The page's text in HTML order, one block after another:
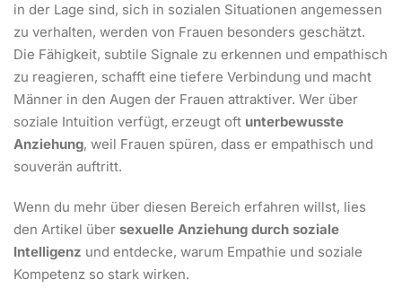
in der Lage sind, sich in sozialen Situationen angemessen
zu verhalten, werden von Frauen besonders geschätzt.
Die Fähigkeit, subtile Signale zu erkennen und empathisch
zu reagieren, schafft eine tiefere Verbindung und macht
Männer in den Augen der Frauen attraktiver. Wer über
soziale Intuition verfügt, erzeugt oft unterbewusste
Anziehung, weil Frauen spüren, dass er empathisch und
souverän auftritt.
Wenn du mehr über diesen Bereich erfahren willst, lies
den Artikel über sexuelle Anziehung durch soziale
Intelligenz und entdecke, warum Empathie und soziale
Kompetenz so stark wirken.